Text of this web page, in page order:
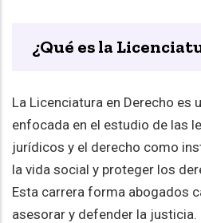
¿Qué es la
La Licenciatura en Derecho es
enfocada en el estudio de las
jurídicos y el derecho como
la vida social y proteger los
Esta carrera forma abogados
asesorar y defender la justicia.